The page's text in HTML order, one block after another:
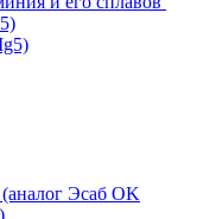
Эсаб OK